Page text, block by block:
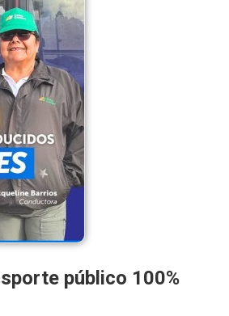
público 100%